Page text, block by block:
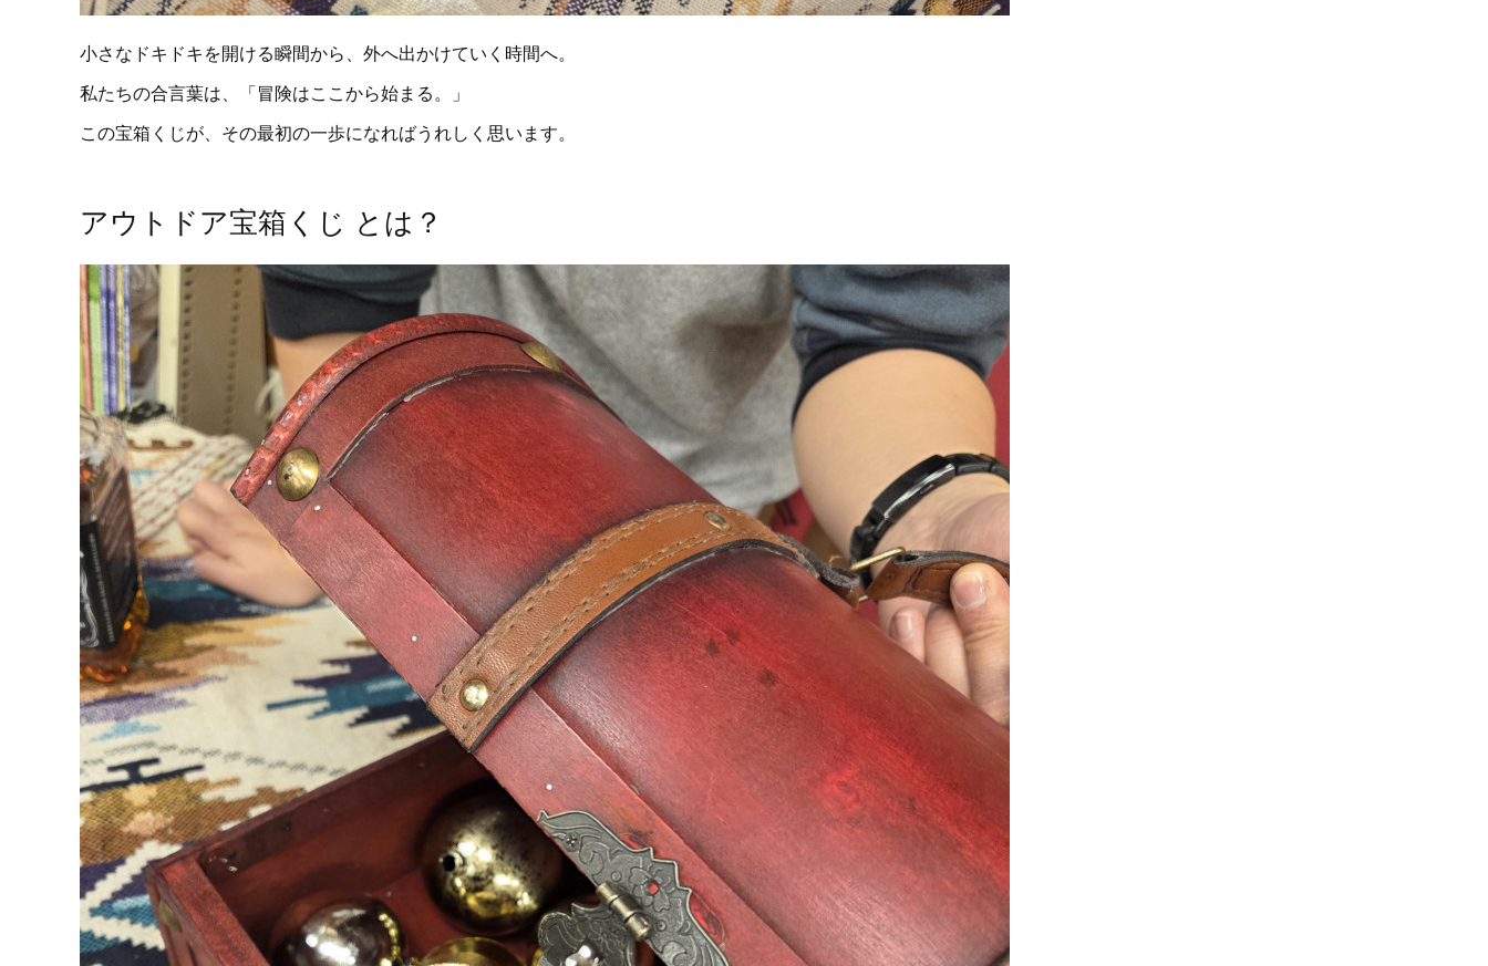
小さなドキドキを開ける瞬間から、外へ出かけていく時間へ。
私たちの合言葉は、「冒険はここから始まる。」
この宝箱くじが、その最初の一歩になればうれしく思います。
アウトドア宝箱くじ とは？